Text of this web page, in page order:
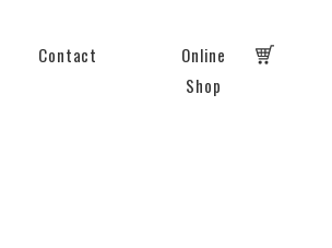
Contact
Online
Shop